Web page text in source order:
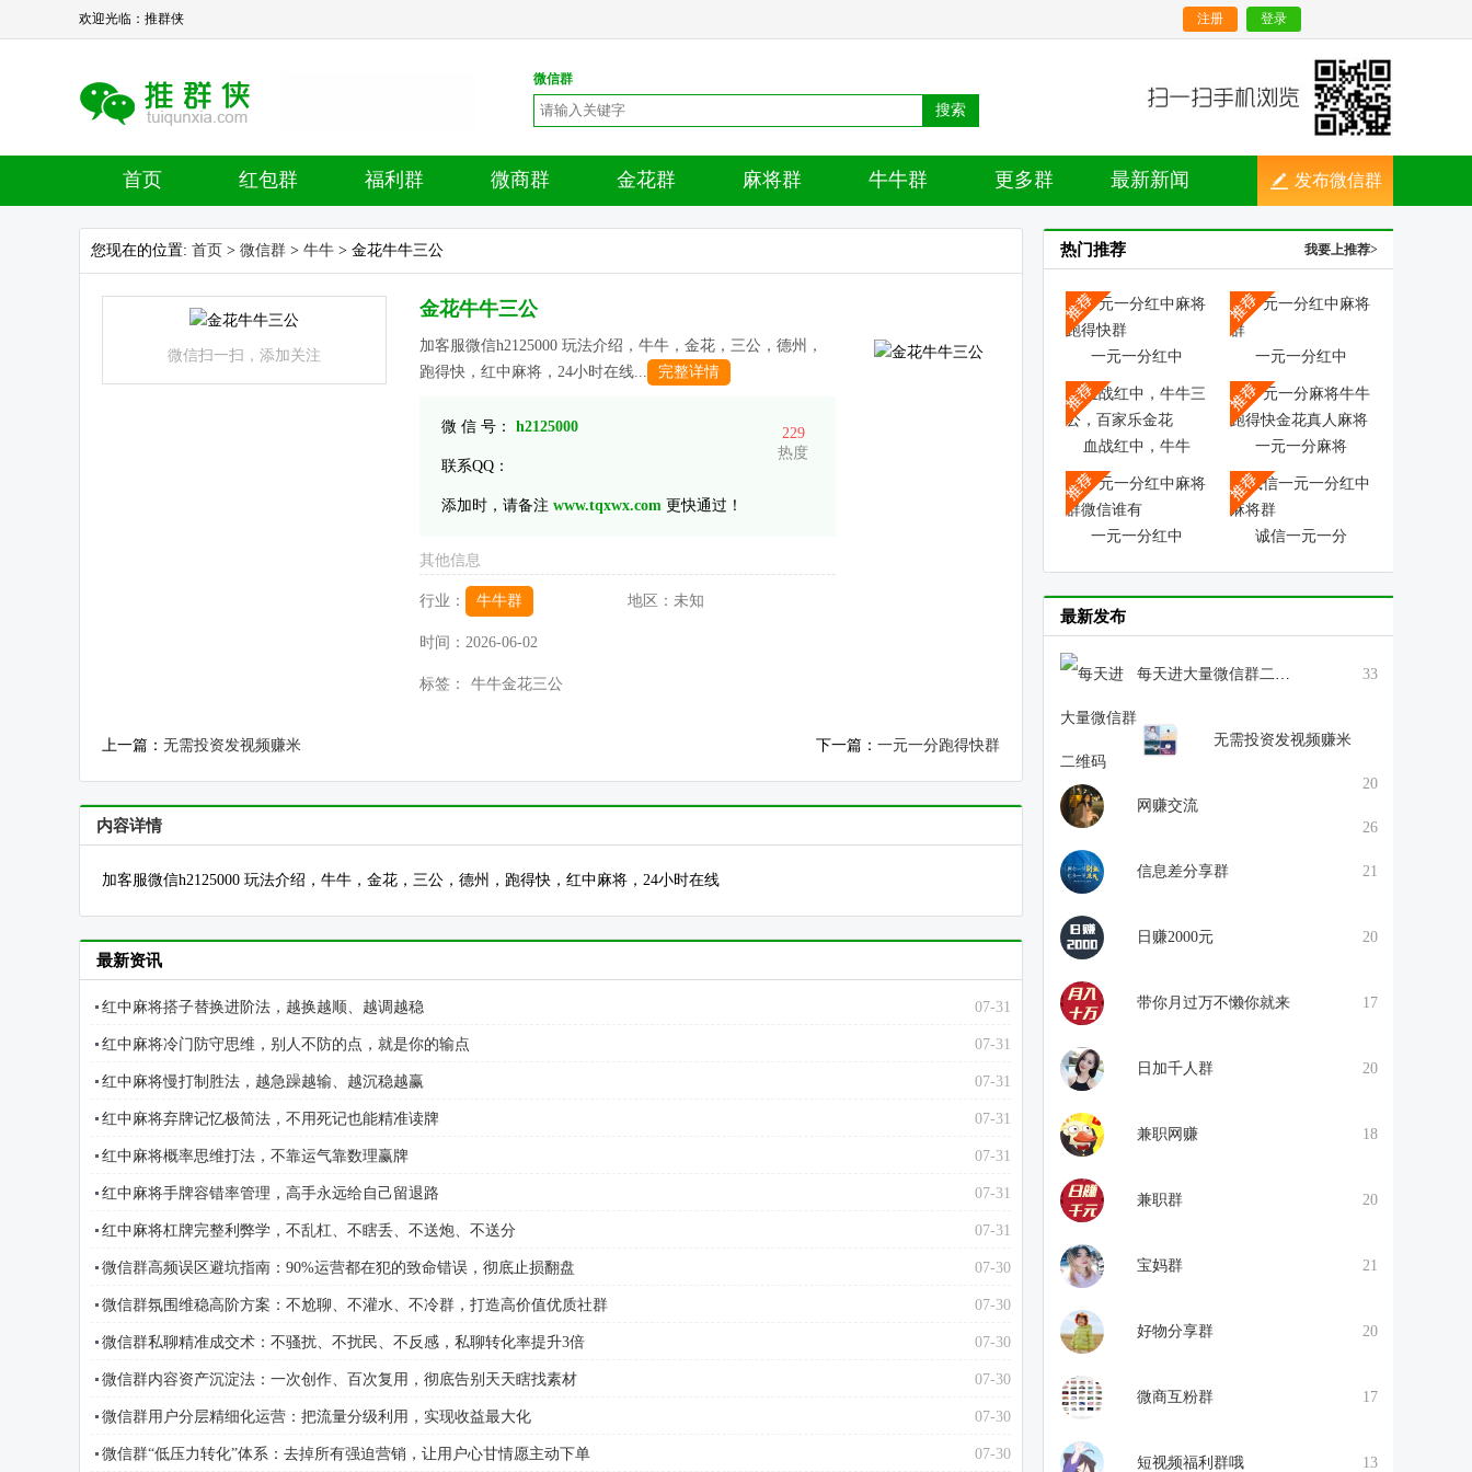
欢迎光临：推群侠 登录
注册
微信群
搜索
首页 红包群 福利群 微商群 金花群 麻将群 牛牛群 更多群 最新新闻 发布微信群
您现在的位置: 首页 > 微信群 > 牛牛 > 金花牛牛三公
微信扫一扫，添加关注
金花牛牛三公
加客服微信h2125000 玩法介绍，牛牛，金花，三公，德州，
跑得快，红中麻将，24小时在线...
完整详情
微 信 号： h2125000
联系QQ：
添加时，请备注 www.tqxwx.com 更快通过！
229
热度
其他信息
行业： 牛牛群 地区： 未知
时间： 2026-06-02
标签： 牛牛金花三公
上一篇： 无需投资发视频赚米 下一篇： 一元一分跑得快群
内容详情
加客服微信h2125000 玩法介绍，牛牛，金花，三公，德州，跑得快，红中麻将，24小时在线
最新资讯
红中麻将搭子替换进阶法，越换越顺、越调越稳 07-31
红中麻将冷门防守思维，别人不防的点，就是你的输点 07-31
红中麻将慢打制胜法，越急躁越输、越沉稳越赢 07-31
红中麻将弃牌记忆极简法，不用死记也能精准读牌 07-31
红中麻将概率思维打法，不靠运气靠数理赢牌 07-31
红中麻将手牌容错率管理，高手永远给自己留退路 07-31
红中麻将杠牌完整利弊学，不乱杠、不瞎丢、不送炮、不送分 07-31
微信群高频误区避坑指南：90%运营都在犯的致命错误，彻底止损翻盘 07-30
微信群氛围维稳高阶方案：不尬聊、不灌水、不冷群，打造高价值优质社群 07-30
微信群私聊精准成交术：不骚扰、不扰民、不反感，私聊转化率提升3倍 07-30
微信群内容资产沉淀法：一次创作、百次复用，彻底告别天天瞎找素材 07-30
微信群用户分层精细化运营：把流量分级利用，实现收益最大化 07-30
微信群“低压力转化”体系：去掉所有强迫营销，让用户心甘情愿主动下单 07-30
热门推荐 我要上推荐>
一元一分红中 一元一分红中
血战红中，牛牛 一元一分麻将
一元一分红中 诚信一元一分
最新发布
每天进大量微信群二维码 33
无需投资发视频赚米
20
网赚交流
26
信息差分享群 21
日赚2000元 20
带你月过万不懒你就来 17
日加千人群 20
兼职网赚 18
兼职群 20
宝妈群 21
好物分享群 20
微商互粉群 17
短视频福利群哦 13